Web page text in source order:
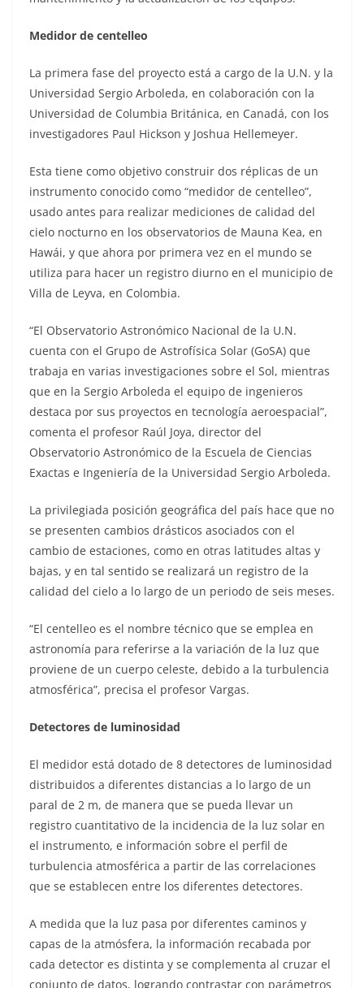
Medidor de centelleo
La primera fase del proyecto está a cargo de la U.N. y la
Universidad Sergio Arboleda, en colaboración con la
Universidad de Columbia Británica, en Canadá, con los
investigadores Paul Hickson y Joshua Hellemeyer.
Esta tiene como objetivo construir dos réplicas de un
instrumento conocido como “medidor de centelleo”,
usado antes para realizar mediciones de calidad del
cielo nocturno en los observatorios de Mauna Kea, en
Hawái, y que ahora por primera vez en el mundo se
utiliza para hacer un registro diurno en el municipio de
Villa de Leyva, en Colombia.
“El Observatorio Astronómico Nacional de la U.N.
cuenta con el Grupo de Astrofísica Solar (GoSA) que
trabaja en varias investigaciones sobre el Sol, mientras
que en la Sergio Arboleda el equipo de ingenieros
destaca por sus proyectos en tecnología aeroespacial”,
comenta el profesor Raúl Joya, director del
Observatorio Astronómico de la Escuela de Ciencias
Exactas e Ingeniería de la Universidad Sergio Arboleda.
La privilegiada posición geográfica del país hace que no
se presenten cambios drásticos asociados con el
cambio de estaciones, como en otras latitudes altas y
bajas, y en tal sentido se realizará un registro de la
calidad del cielo a lo largo de un periodo de seis meses.
“El centelleo es el nombre técnico que se emplea en
astronomía para referirse a la variación de la luz que
proviene de un cuerpo celeste, debido a la turbulencia
atmosférica”, precisa el profesor Vargas.
Detectores de luminosidad
El medidor está dotado de 8 detectores de luminosidad
distribuidos a diferentes distancias a lo largo de un
paral de 2 m, de manera que se pueda llevar un
registro cuantitativo de la incidencia de la luz solar en
el instrumento, e información sobre el perfil de
turbulencia atmosférica a partir de las correlaciones
que se establecen entre los diferentes detectores.
A medida que la luz pasa por diferentes caminos y
capas de la atmósfera, la información recabada por
cada detector es distinta y se complementa al cruzar el
conjunto de datos, logrando contrastar con parámetros